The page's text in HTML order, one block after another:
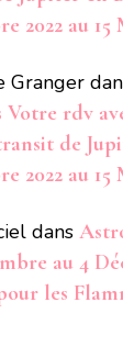
2022 au 15
Granger
Votre rdv
de
2022 au 15
dans
au 4
les